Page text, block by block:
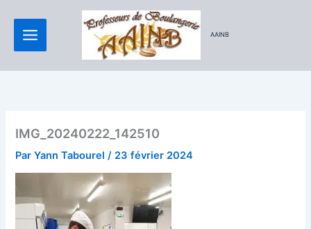
contenu
AAINB
IMG_20240222_142510
ParYann Tabourel/ 23 février 2024